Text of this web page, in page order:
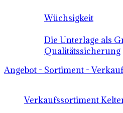
Wüchsigkeit
Die Unterlage als
Qualitätssicherung
Angebot - Sortiment -
Verkaufssortiment